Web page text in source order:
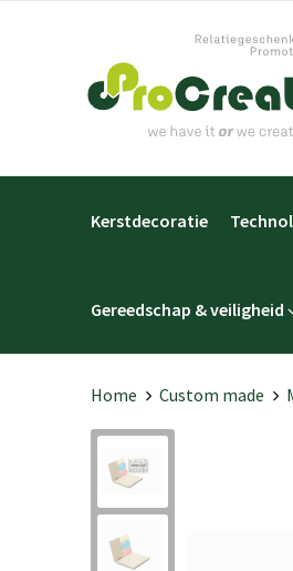
Kerstdecoratie
Gereedschap & veiligheid
Home Custom made